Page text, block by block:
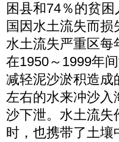
困县和74％的贫
国因水土流失而
水土流失严重区每
在1950～1999年
减轻泥沙淤积造成
左右的水来冲沙入
沙下泄。水土流失
时，也携带了土